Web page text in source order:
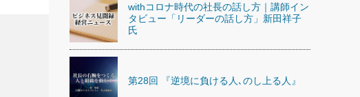
米国スポーツ・ビジネスに学ぶ心理学(98)
高橋一喜の『これぞ！"本物の温泉"』(157)
withコロナ時代の社長の話し方｜講師イン
タビュー「リーダーの話し方」新田祥子
氏
第28回 『逆境に負ける人､のし上る人』